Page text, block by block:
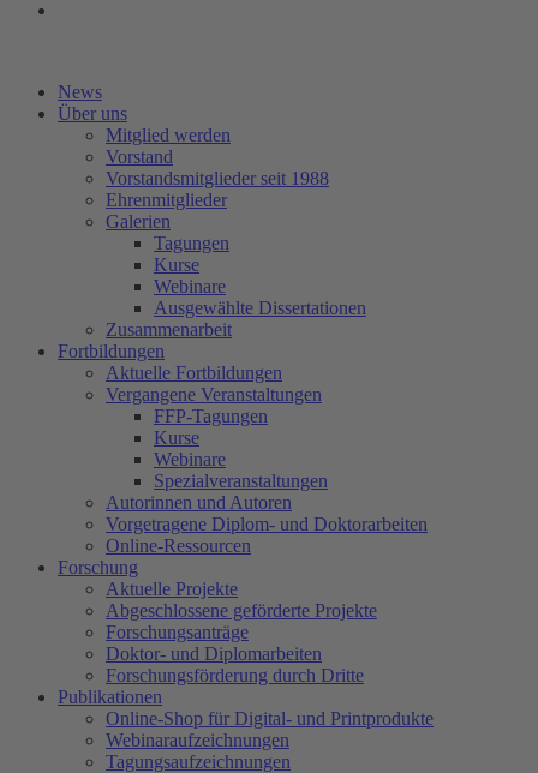
News
Über uns
Mitglied werden
Vorstand
Vorstandsmitglieder seit 1988
Ehrenmitglieder
Galerien
Tagungen
Kurse
Webinare
Ausgewählte Dissertationen
Zusammenarbeit
Fortbildungen
Aktuelle Fortbildungen
Vergangene Veranstaltungen
FFP-Tagungen
Kurse
Webinare
Spezialveranstaltungen
Autorinnen und Autoren
Vorgetragene Diplom- und Doktorarbeiten
Online-Ressourcen
Forschung
Aktuelle Projekte
Abgeschlossene geförderte Projekte
Forschungsanträge
Doktor- und Diplomarbeiten
Forschungsförderung durch Dritte
Publikationen
Online-Shop für Digital- und Printprodukte
Webinaraufzeichnungen
Tagungsaufzeichnungen